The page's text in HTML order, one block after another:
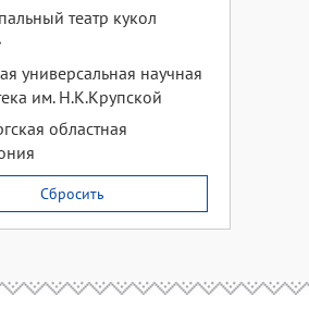
театр кукол
универсальная научная
им. Н.К.Крупской
областная
Сбросить